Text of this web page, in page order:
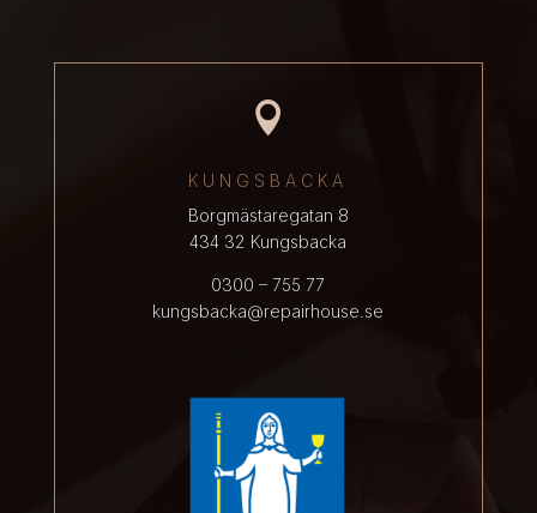

KUNGSBACKA
Borgmästaregatan 8
434 32 Kungsbacka
0300 – 755 77
kungsbacka@repairhouse.se